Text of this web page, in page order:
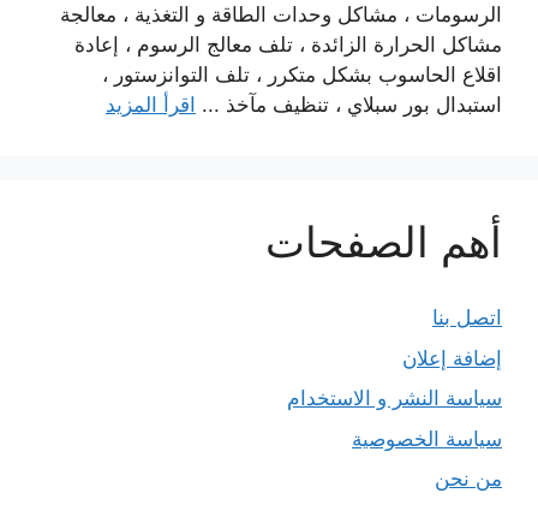
الرسومات ، مشاكل وحدات الطاقة و التغذية ، معالجة
مشاكل الحرارة الزائدة ، تلف معالج الرسوم ، إعادة
اقلاع الحاسوب بشكل متكرر ، تلف التوانزستور ،
استبدال بور سبلاي ، تنظيف مآخذ ... اقرأ المزيد
أهم الصفحات
اتصل بنا
إضافة إعلان
سياسة النشر و الاستخدام
سياسة الخصوصية
من نحن